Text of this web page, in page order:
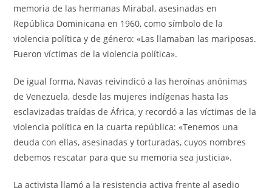
memoria de las hermanas Mirabal, asesinadas en
República Dominicana en 1960, como símbolo de la
violencia política y de género: «Las llamaban las mariposas.
Fueron víctimas de la violencia política».
De igual forma, Navas reivindicó a las heroínas anónimas
de Venezuela, desde las mujeres indígenas hasta las
esclavizadas traídas de África, y recordó a las víctimas de la
violencia política en la cuarta república: «Tenemos una
deuda con ellas, asesinadas y torturadas, cuyos nombres
debemos rescatar para que su memoria sea justicia».
La activista llamó a la resistencia activa frente al asedio